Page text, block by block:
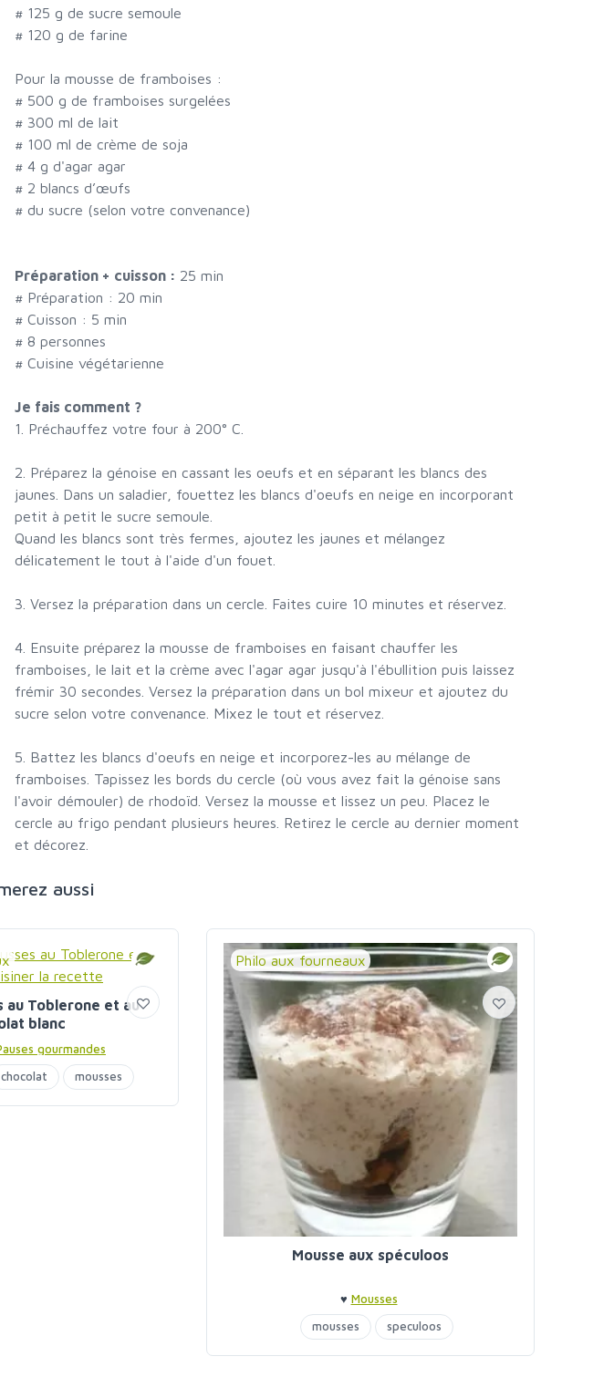
# 125 g de sucre semoule
# 120 g de farine
Pour la mousse de framboises :
# 500 g de framboises surgelées
# 300 ml de lait
# 100 ml de crème de soja
# 4 g d'agar agar
# 2 blancs d’œufs
# du sucre (selon votre convenance)
Préparation + cuisson : 25 min
# Préparation : 20 min
# Cuisson : 5 min
# 8 personnes
# Cuisine végétarienne
Je fais comment ?
1. Préchauffez votre four à 200° C.
2. Préparez la génoise en cassant les oeufs et en séparant les blancs des
jaunes. Dans un saladier, fouettez les blancs d'oeufs en neige en incorporant
petit à petit le sucre semoule.
Quand les blancs sont très fermes, ajoutez les jaunes et mélangez
délicatement le tout à l'aide d'un fouet.
3. Versez la préparation dans un cercle. Faites cuire 10 minutes et réservez.
4. Ensuite préparez la mousse de framboises en faisant chauffer les
framboises, le lait et la crème avec l'agar agar jusqu'à l'ébullition puis laissez
frémir 30 secondes. Versez la préparation dans un bol mixeur et ajoutez du
sucre selon votre convenance. Mixez le tout et réservez.
5. Battez les blancs d'oeufs en neige et incorporez-les au mélange de
framboises. Tapissez les bords du cercle (où vous avez fait la génoise sans
l'avoir démouler) de rhodoïd. Versez la mousse et lissez un peu. Placez le
cercle au frigo pendant plusieurs heures. Retirez le cercle au dernier moment
et décorez.
aussi
au Toblerone et au
blanc
gourmandes
chocolat mousses
Philo aux fourneaux
Mousse aux spéculoos
♥ Mousses
mousses
speculoos